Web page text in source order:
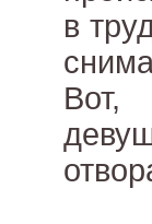
в
Вот,